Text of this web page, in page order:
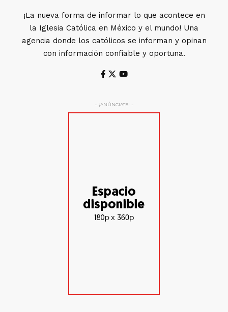
¡La nueva forma de informar lo que acontece en
la Iglesia Católica en México y el mundo! Una
agencia donde los católicos se informan y opinan
con información confiable y oportuna.
- ¡ANÚNCIATE! -